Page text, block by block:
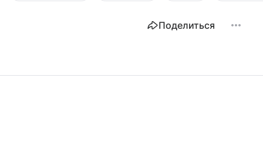
Поделиться